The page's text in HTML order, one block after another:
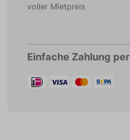
voller Mietpreis
Einfache Zahlung per